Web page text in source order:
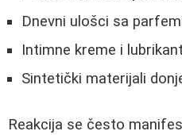
Dnevni ulošci sa
Intimne kreme i
Sintetički materijali
Reakcija se često